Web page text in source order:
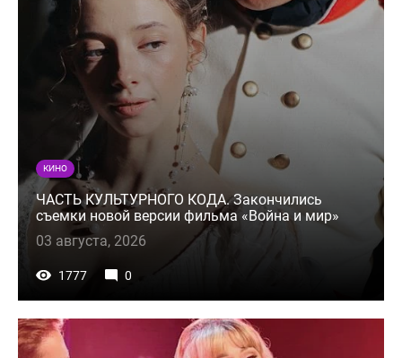
КИНО
ЧАСТЬ КУЛЬТУРНОГО КОДА. Закончились
съемки новой версии фильма «Война и мир»
03 августа, 2026
1777 0